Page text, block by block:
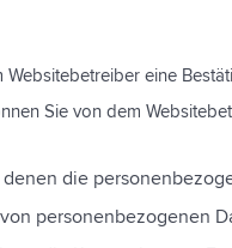
Websitebetreiber eine
Sie von dem
die
personenbezogenen